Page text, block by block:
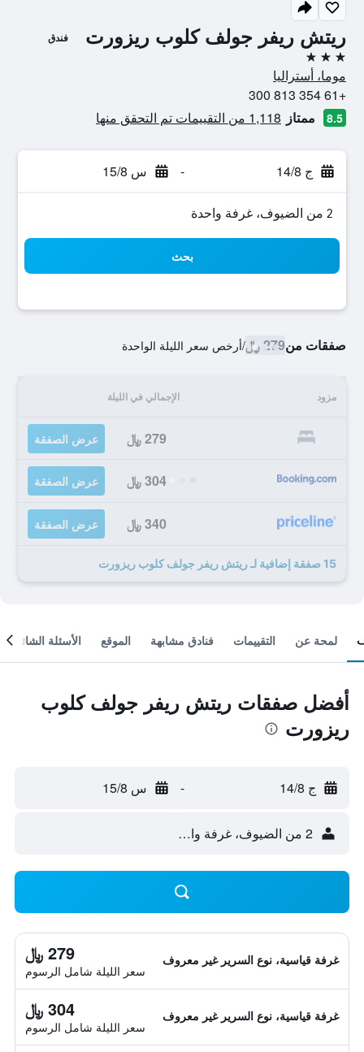
ريتش ريفر جولف كلوب ريزورت فندق
3 نجوم
موما، أستراليا
+61 354 813 300
8.5 ممتاز 1,118 من التقييمات تم التحقق منها
ج 14/8 - س 15/8
2 من الضيوف، غرفة واحدة
بحث
صفقات من279 ﷼ /أرخص سعر الليلة الواحدة
مزود الإجمالي في الليلة
279 ﷼ عرض الصفقة
304 ﷼ عرض الصفقة
340 ﷼ عرض الصفقة
15 صفقة إضافية لـ ريتش ريفر جولف كلوب ريزورت
لمحة عن التقييمات فنادق مشابهة الموقع الأسئلة الشائعة
أفضل صفقات ريتش ريفر جولف كلوب
ريزورت
ج 14/8 - س 15/8
2 من الضيوف، غرفة واحدة
غرفة قياسية، نوع السرير غير معروف 279 ﷼
سعر الليلة شامل الرسوم
غرفة قياسية، نوع السرير غير معروف 304 ﷼
سعر الليلة شامل الرسوم